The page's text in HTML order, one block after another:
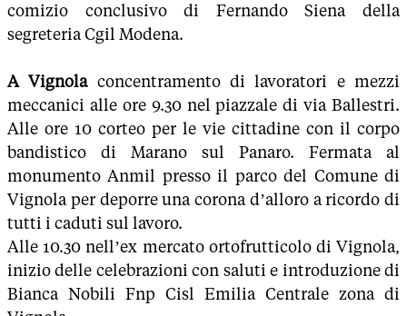
comizio conclusivo di Fernando Siena della
segreteria Cgil Modena.
A Vignola concentramento di lavoratori e mezzi
meccanici alle ore 9.30 nel piazzale di via Ballestri.
Alle ore 10 corteo per le vie cittadine con il corpo
bandistico di Marano sul Panaro. Fermata al
monumento Anmil presso il parco del Comune di
Vignola per deporre una corona d’alloro a ricordo di
tutti i caduti sul lavoro.
Alle 10.30 nell’ex mercato ortofrutticolo di Vignola,
inizio delle celebrazioni con saluti e introduzione di
Bianca Nobili Fnp Cisl Emilia Centrale zona di